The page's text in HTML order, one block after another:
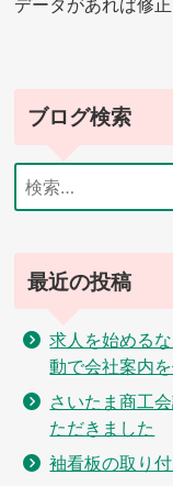
データがあれば修
ブログ検索
検
索:
最近の投稿
求人を始める
動で会社案内
さいたま商工
ただきました
袖看板の取り